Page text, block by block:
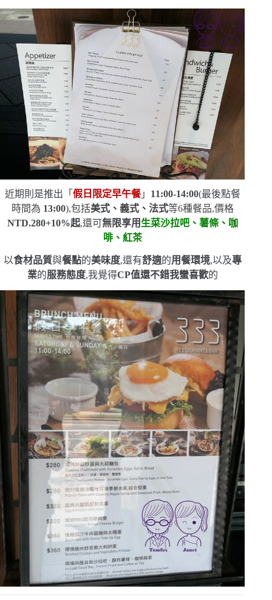
近期則是推出「 假日限定早午餐」 11:00-14:00(最後點餐
時間為 13:00),包括美式、義式、法式等6種餐品,價格
NTD.280+10%起,還可無限享用生菜沙拉吧、薯條、咖
啡、紅茶
以食材品質與餐點的美味度,還有舒適的用餐環境,以及專
業的服務態度,我覺得CP值還不錯我蠻喜歡的